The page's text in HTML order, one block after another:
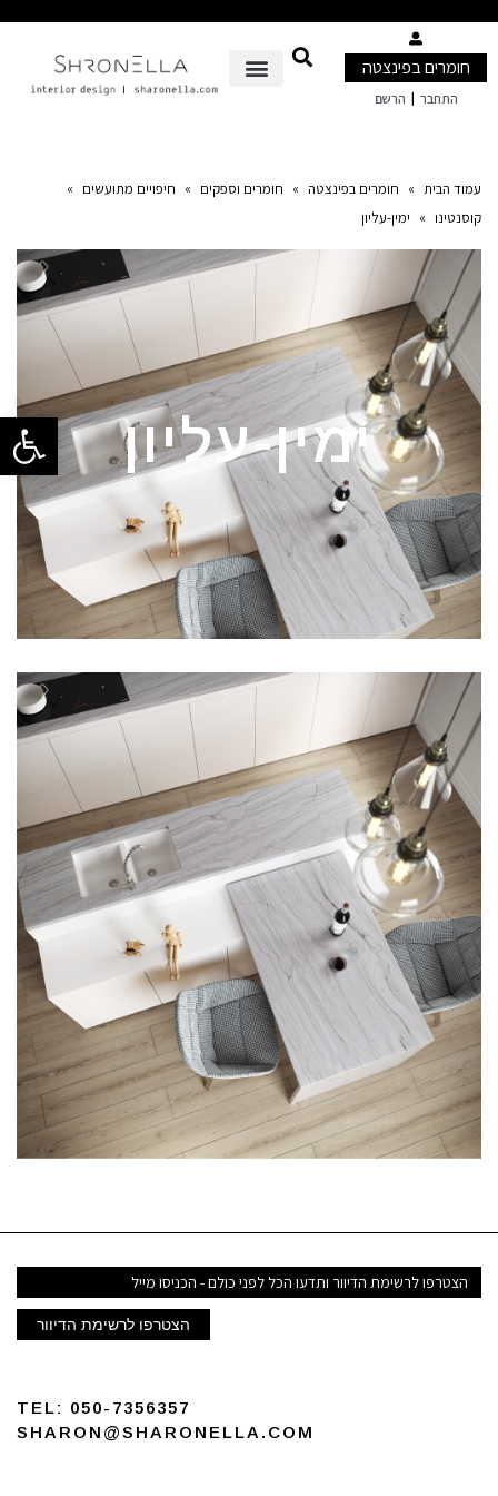
פתח
חומרים בפינצטה
התחבר | הרשם
עמוד הבית » חומרים בפינצטה » חומרים וספקים » חיפויים מתועשים »
קוסנטינו » ימין-עליון
ימין-עליון
דואר
אלקטרוני
הצטרפו לרשימת הדיוור
TEL: 050-7356357
SHARON@SHARONELLA.COM